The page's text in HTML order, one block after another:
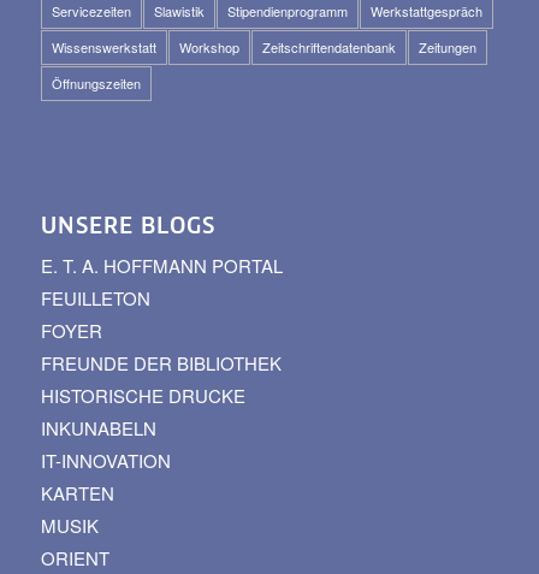
Servicezeiten
Slawistik Stipendienprogramm
Werkstattgespräch
Wissenswerkstatt
Workshop Zeitschriftendatenbank
Zeitungen
Öffnungszeiten
UNSERE BLOGS
E. T. A. HOFFMANN PORTAL
FEUILLETON
FOYER
FREUNDE DER BIBLIOTHEK
HISTORISCHE DRUCKE
INKUNABELN
IT-INNOVATION
KARTEN
MUSIK
ORIENT